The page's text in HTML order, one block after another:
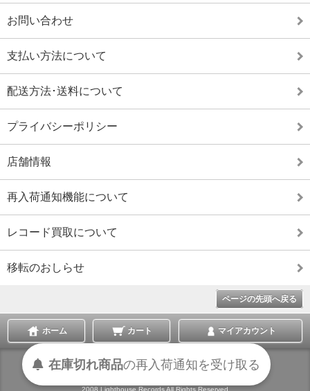
お問い合わせ
支払い方法について
配送方法･送料について
プライバシーポリシー
店舗情報
再入荷通知機能について
レコード買取について
移転のおしらせ
ページの先頭へ戻る
ホーム カート マイアカウント
表示切替 :スマートフォン|PC版
2008 Lighthouse Records All Rights Reserved
在庫切れ商品の再入荷通知を受け取る